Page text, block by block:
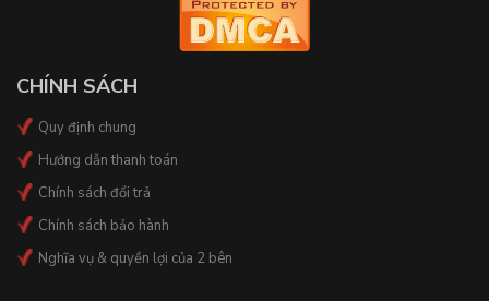
CHÍNH SÁCH
Quy định chung
Hướng dẫn thanh toán
Chính sách đổi trả
Chính sách bảo hành
Nghĩa vụ & quyền lợi của 2 bên